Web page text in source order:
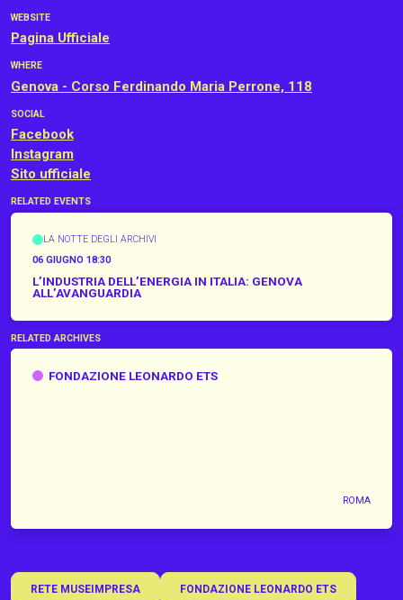
WEBSITE
Pagina Ufficiale
WHERE
Genova - Corso Ferdinando Maria Perrone, 118
SOCIAL
Facebook
Instagram
Sito ufficiale
RELATED EVENTS
LA NOTTE DEGLI ARCHIVI
06 GIUGNO 18:30
L’INDUSTRIA DELL’ENERGIA IN ITALIA: GENOVA
ALL’AVANGUARDIA
RELATED ARCHIVES
FONDAZIONE LEONARDO ETS
ROMA
Fondazione Leonardo ETS
RETE MUSEIMPRESA FONDAZIONE LEONARDO ETS